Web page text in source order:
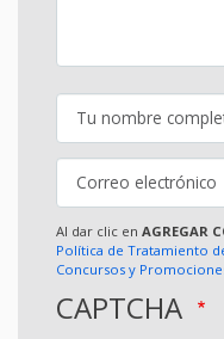
Al dar clic en AGREGAR
Política de Tratamiento
Concursos y
CAPTCHA